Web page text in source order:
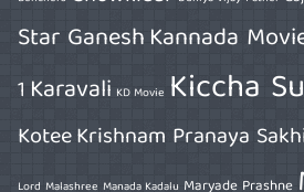
Star GaneshKannada
1 Karavali KD Movie Kiccha
KoteeKrishnam Pranaya
Lord Malashree Manada Kadalu